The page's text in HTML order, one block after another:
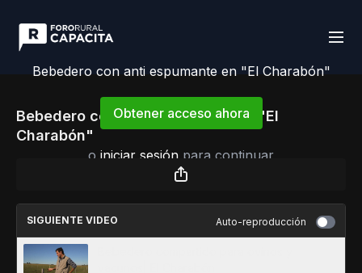
Bebedero con anti espumante en "El Charabón"
Obtener acceso ahora
o iniciar sesión para continuar
Bebedero con anti espumante en "El
Charabón"
SIGUIENTE VIDEO Auto-reproducción